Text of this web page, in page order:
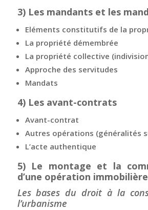
3) Les mandants et les
Eléments constitutifs de la
La propriété démembrée
La propriété collective
Approche des servitudes
Mandats
4) Les avant-contrats
Avant-contrat
Autres opérations (généralités
L’acte authentique
5) Le montage et la
d’une opération immobilière
Les bases du droit à la
l’urbanisme